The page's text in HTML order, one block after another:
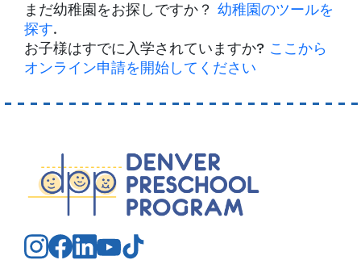
まだ幼稚園をお探しですか？ 幼稚園のツールを
探す.
お子様はすでに入学されていますか? ここから
オンライン申請を開始してください